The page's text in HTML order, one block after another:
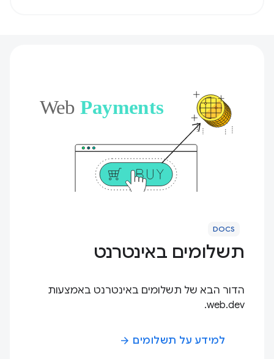
DOCS
תשלומים באינטרנט
הדור הבא של תשלומים באינטרנט באמצעות
web.dev.
למידע על תשלומים arrow_forward